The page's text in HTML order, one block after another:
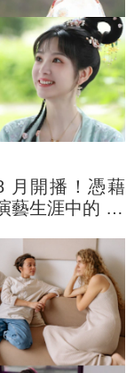
月開播！憑藉
藝生涯中的 10